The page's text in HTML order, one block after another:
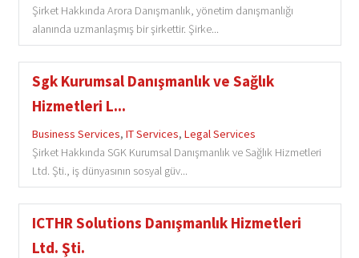
Şirket Hakkında Arora Danışmanlık, yönetim danışmanlığı
alanında uzmanlaşmış bir şirkettir. Şirke...
Sgk Kurumsal Danışmanlık ve Sağlık
Hizmetleri L...
Business Services, IT Services, Legal Services
Şirket Hakkında SGK Kurumsal Danışmanlık ve Sağlık Hizmetleri
Ltd. Şti., iş dünyasının sosyal güv...
ICTHR Solutions Danışmanlık Hizmetleri
Ltd. Şti.